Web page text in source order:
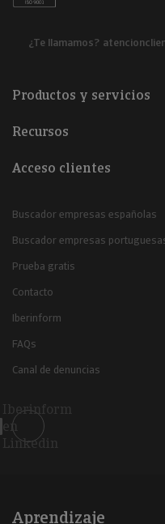
¿Te llamamos?
Productos y servicios
Recursos
Acceso clientes
Buscador empresas españolas
Buscador empresas
Prueba gratis
Contacto
Iberinform
FAQs
Canal de denuncias
Iberinform
en
Linkedin
Aprendizaje